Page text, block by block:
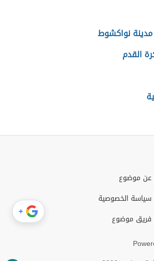
نواكشوط
القدم
عن موضوع
سياسة الخصوصية
فريق موضوع
+